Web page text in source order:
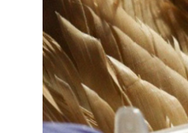
CAPACITACIONES
DIRECTORIO
CALENDARIO
MEDIA KIT
TEMAS DESTACADOS
CARNE
FRIGORIFICO